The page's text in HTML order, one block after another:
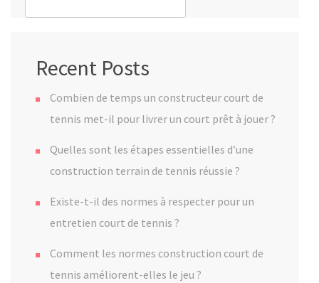
Recent Posts
Combien de temps un constructeur court de
tennis met-il pour livrer un court prêt à jouer ?
Quelles sont les étapes essentielles d’une
construction terrain de tennis réussie ?
Existe-t-il des normes à respecter pour un
entretien court de tennis ?
Comment les normes construction court de
tennis améliorent-elles le jeu ?